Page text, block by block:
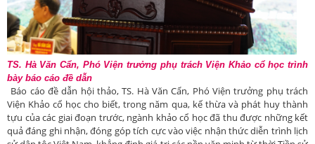
TS. Hà Văn Cẩn, Phó Viện trưởng phụ trách Viện Khảo cổ học trình
bày báo cáo đề dẫn
Báo cáo đề dẫn hội thảo, TS. Hà Văn Cẩn, Phó Viện trưởng phụ trách
Viện Khảo cổ học cho biết, trong năm qua, kế thừa và phát huy thành
tựu của các giai đoạn trước, ngành khảo cổ học đã thu được những kết
quả đáng ghi nhận, đóng góp tích cực vào việc nhận thức diễn trình lịch